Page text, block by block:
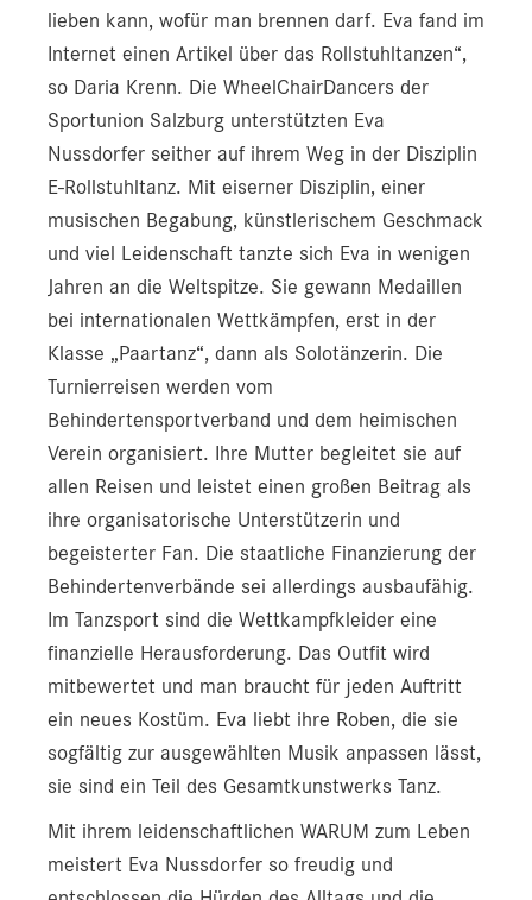
lieben kann, wofür man brennen darf. Eva fand im
Internet einen Artikel über das Rollstuhltanzen“,
so Daria Krenn. Die WheelChairDancers der
Sportunion Salzburg unterstützten Eva
Nussdorfer seither auf ihrem Weg in der Disziplin
E-Rollstuhltanz. Mit eiserner Disziplin, einer
musischen Begabung, künstlerischem Geschmack
und viel Leidenschaft tanzte sich Eva in wenigen
Jahren an die Weltspitze. Sie gewann Medaillen
bei internationalen Wettkämpfen, erst in der
Klasse „Paartanz“, dann als Solotänzerin. Die
Turnierreisen werden vom
Behindertensportverband und dem heimischen
Verein organisiert. Ihre Mutter begleitet sie auf
allen Reisen und leistet einen großen Beitrag als
ihre organisatorische Unterstützerin und
begeisterter Fan. Die staatliche Finanzierung der
Behindertenverbände sei allerdings ausbaufähig.
Im Tanzsport sind die Wettkampfkleider eine
finanzielle Herausforderung. Das Outfit wird
mitbewertet und man braucht für jeden Auftritt
ein neues Kostüm. Eva liebt ihre Roben, die sie
sogfältig zur ausgewählten Musik anpassen lässt,
sie sind ein Teil des Gesamtkunstwerks Tanz.
Mit ihrem leidenschaftlichen WARUM zum Leben
meistert Eva Nussdorfer so freudig und